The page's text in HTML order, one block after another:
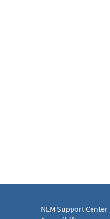
NLM Support Center